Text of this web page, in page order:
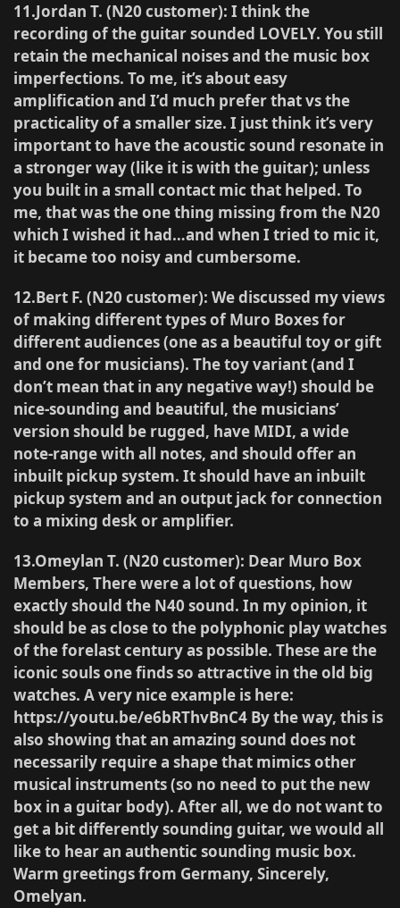
11.Jordan T. (N20 customer): I think the
recording of the guitar sounded LOVELY. You still
retain the mechanical noises and the music box
imperfections. To me, it’s about easy
amplification and I’d much prefer that vs the
practicality of a smaller size. I just think it’s very
important to have the acoustic sound resonate in
a stronger way (like it is with the guitar); unless
you built in a small contact mic that helped. To
me, that was the one thing missing from the N20
which I wished it had…and when I tried to mic it,
it became too noisy and cumbersome.
12.Bert F. (N20 customer): We discussed my views
of making different types of Muro Boxes for
different audiences (one as a beautiful toy or gift
and one for musicians). The toy variant (and I
don’t mean that in any negative way!) should be
nice-sounding and beautiful, the musicians’
version should be rugged, have MIDI, a wide
note-range with all notes, and should offer an
inbuilt pickup system. It should have an inbuilt
pickup system and an output jack for connection
to a mixing desk or amplifier.
13.Omeylan T. (N20 customer): Dear Muro Box
Members, There were a lot of questions, how
exactly should the N40 sound. In my opinion, it
should be as close to the polyphonic play watches
of the forelast century as possible. These are the
iconic souls one finds so attractive in the old big
watches. A very nice example is here:
https://youtu.be/e6bRThvBnC4 By the way, this is
also showing that an amazing sound does not
necessarily require a shape that mimics other
musical instruments (so no need to put the new
box in a guitar body). After all, we do not want to
get a bit differently sounding guitar, we would all
like to hear an authentic sounding music box.
Warm greetings from Germany, Sincerely,
Omelyan.